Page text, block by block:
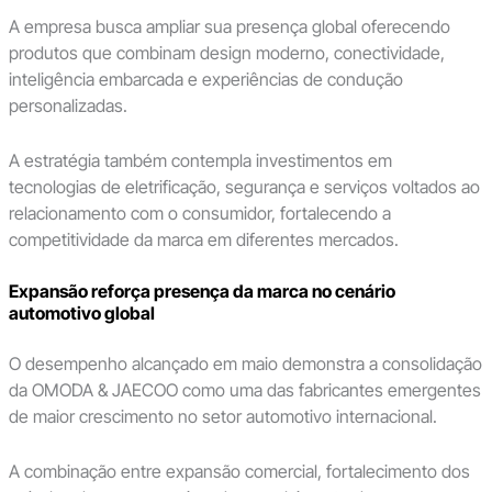
A empresa busca ampliar sua presença global oferecendo
produtos que combinam design moderno, conectividade,
inteligência embarcada e experiências de condução
personalizadas.
A estratégia também contempla investimentos em
tecnologias de eletrificação, segurança e serviços voltados ao
relacionamento com o consumidor, fortalecendo a
competitividade da marca em diferentes mercados.
Expansão reforça presença da marca no cenário
automotivo global
O desempenho alcançado em maio demonstra a consolidação
da OMODA & JAECOO como uma das fabricantes emergentes
de maior crescimento no setor automotivo internacional.
A combinação entre expansão comercial, fortalecimento dos